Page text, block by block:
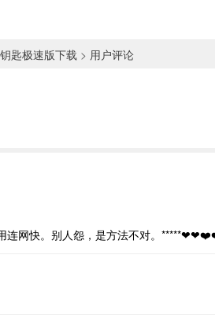
匙极速版下载 > 用户评论
用连网快。别人怨，是方法不对。